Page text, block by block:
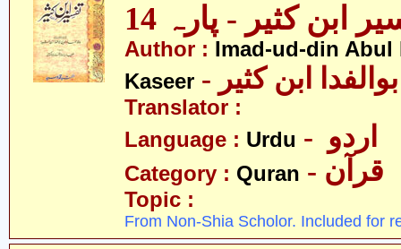
ابن کثیر - پارہ 14
Author : Imad-ud-din Abul
Kaseer
ابن کثیر
Translator :
Language : Urdu
Category : Quran - قرآن
Topic :
From Non-Shia Scholor. Included for